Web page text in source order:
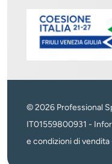
© 2026 Professional
IT01559800931 -
e condizioni di vendita